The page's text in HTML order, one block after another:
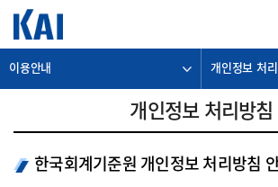
이용안내 개인정보 처
개인정보 처리방침
한국회계기준원 개인정보 처리방침